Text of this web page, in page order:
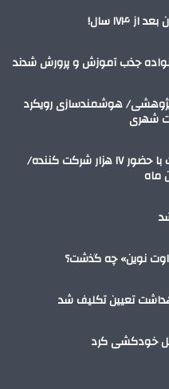
۱۷۴ سال!
پژوهشی/ هوشمندسازی رویکرد
شهری
برگزاری آزمون جذب عمومی قضاوت با حضور ۱۷ هزار شرکت کننده/
ماه
نوین» چه گذشت؟
تعیین تکلیف شد